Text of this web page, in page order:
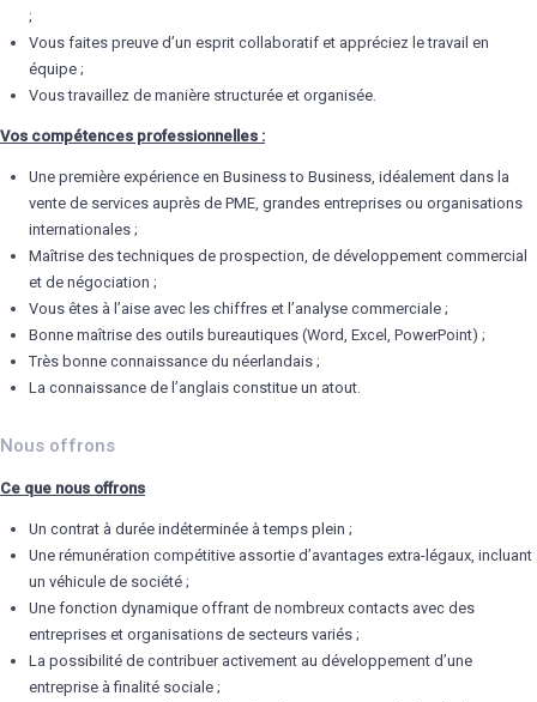
;
Vous faites preuve d’un esprit collaboratif et appréciez le travail en
équipe ;
Vous travaillez de manière structurée et organisée.
Vos compétences professionnelles :
Une première expérience en Business to Business, idéalement dans la
vente de services auprès de PME, grandes entreprises ou organisations
internationales ;
Maîtrise des techniques de prospection, de développement commercial
et de négociation ;
Vous êtes à l’aise avec les chiffres et l’analyse commerciale ;
Bonne maîtrise des outils bureautiques (Word, Excel, PowerPoint) ;
Très bonne connaissance du néerlandais ;
La connaissance de l’anglais constitue un atout.
Nous offrons
Ce que nous offrons
Un contrat à durée indéterminée à temps plein ;
Une rémunération compétitive assortie d’avantages extra-légaux, incluant
un véhicule de société ;
Une fonction dynamique offrant de nombreux contacts avec des
entreprises et organisations de secteurs variés ;
La possibilité de contribuer activement au développement d’une
entreprise à finalité sociale ;